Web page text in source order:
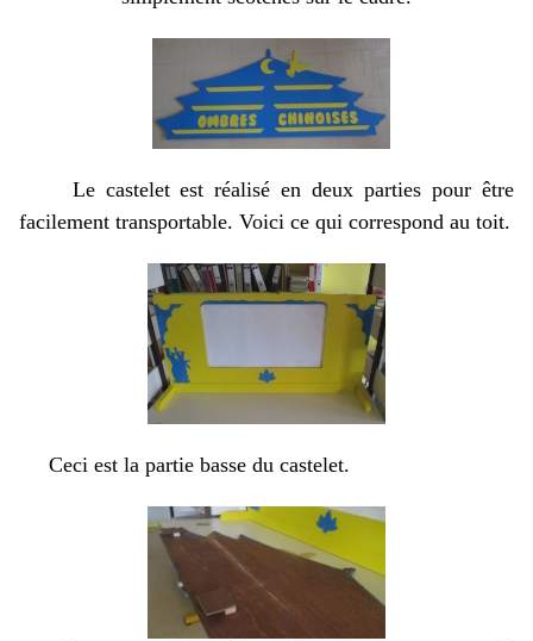
Le castelet est réalisé en deux parties pour être
facilement transportable. Voici ce qui correspond au toit.
Ceci est la partie basse du castelet.